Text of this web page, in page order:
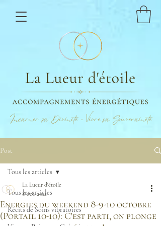
Incarner sa Divinité - Vivre sa Souveraineté
Post
Tous les articles
Récits de Soins vibratoires
Tous les articles
Energies du weekend 8-9-10 octobre
(Portail 10-10): C'est parti, on plonge
La Lueur d'étoile
8 oct. 2021